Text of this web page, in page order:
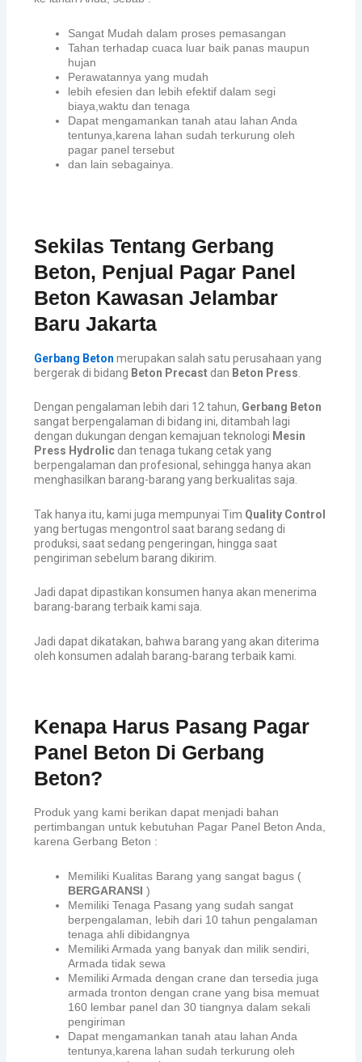
Sangat Mudah dalam proses pemasangan
Tahan terhadap cuaca luar baik panas maupun
hujan
Perawatannya yang mudah
lebih efesien dan lebih efektif dalam segi
biaya,waktu dan tenaga
Dapat mengamankan tanah atau lahan Anda
tentunya,karena lahan sudah terkurung oleh
pagar panel tersebut
dan lain sebagainya.
Sekilas Tentang Gerbang
Beton, Penjual Pagar Panel
Beton Kawasan Jelambar
Baru Jakarta
Gerbang Beton merupakan salah satu perusahaan yang
bergerak di bidang Beton Precast dan Beton Press
Dengan pengalaman lebih dari 12 tahun, Gerbang Beton
sangat berpengalaman di bidang ini, ditambah lagi
dengan dukungan dengan kemajuan teknologi Mesin
Press Hydrolic dan tenaga tukang cetak yang
berpengalaman dan profesional, sehingga hanya akan
menghasilkan barang-barang yang berkualitas saja.
Tak hanya itu, kami juga mempunyai Tim Quality Control
yang bertugas mengontrol saat barang sedang di
produksi, saat sedang pengeringan, hingga saat
pengiriman sebelum barang dikirim.
Jadi dapat dipastikan konsumen hanya akan menerima
barang-barang terbaik kami saja.
Jadi dapat dikatakan, bahwa barang yang akan diterima
oleh konsumen adalah barang-barang terbaik kami.
Kenapa Harus Pasang Pagar
Panel Beton Di Gerbang
Beton?
Produk yang kami berikan dapat menjadi bahan
pertimbangan untuk kebutuhan Pagar Panel Beton Anda,
karena Gerbang Beton :
Memiliki Kualitas Barang yang sangat bagus (
BERGARANSI )
Memiliki Tenaga Pasang yang sudah sangat
berpengalaman, lebih dari 10 tahun pengalaman
tenaga ahli dibidangnya
Memiliki Armada yang banyak dan milik sendiri,
Armada tidak sewa
Memiliki Armada dengan crane dan tersedia juga
armada tronton dengan crane yang bisa memuat
160 lembar panel dan 30 tiangnya dalam sekali
pengiriman
Dapat mengamankan tanah atau lahan Anda
tentunya,karena lahan sudah terkurung oleh